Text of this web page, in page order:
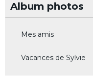
Album photos
Mes amis
Vacances de Sylvie